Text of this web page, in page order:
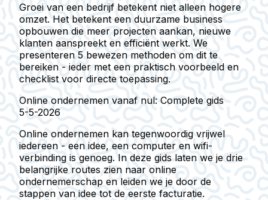
Groei van een bedrijf betekent niet alleen hogere
omzet. Het betekent een duurzame business
opbouwen die meer projecten aankan, nieuwe
klanten aanspreekt en efficiënt werkt. We
presenteren 5 bewezen methoden om dit te
bereiken - ieder met een praktisch voorbeeld en
checklist voor directe toepassing.
Online ondernemen vanaf nul: Complete gids
5-5-2026
Online ondernemen kan tegenwoordig vrijwel
iedereen - een idee, een computer en wifi-
verbinding is genoeg. In deze gids laten we je drie
belangrijke routes zien naar online
ondernemerschap en leiden we je door de
stappen van idee tot de eerste facturatie.